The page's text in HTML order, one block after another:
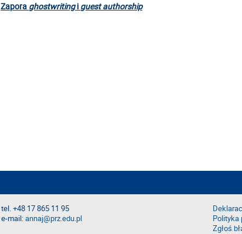
Zapora ghostwritingi guest authorship
tel. +48 17 865 11 95
e-mail:annaj@prz.edu.pl
Polityka
Zgłoś